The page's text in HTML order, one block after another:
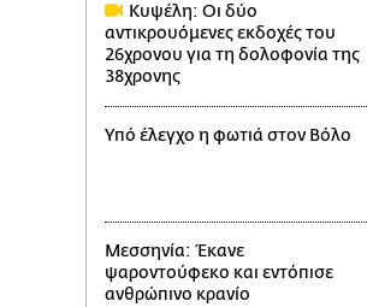
Κυψέλη: Οι δύο
αντικρουόμενες εκδοχές του
26χρονου για τη δολοφονία της
38χρονης
Υπό έλεγχο η φωτιά στον Βόλο
Μεσσηνία: Έκανε
ψαροντούφεκο και εντόπισε
ανθρώπινο κρανίο